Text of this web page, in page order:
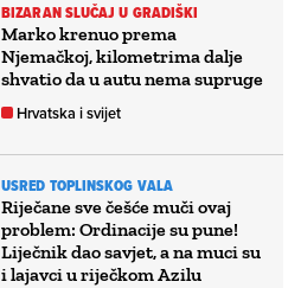
BIZARAN SLUČAJ U GRADIŠKI
Marko krenuo prema
Njemačkoj, kilometrima dalje
shvatio da u autu nema supruge
Hrvatska i svijet
USRED TOPLINSKOG VALA
Riječane sve češće muči ovaj
problem: Ordinacije su pune!
Liječnik dao savjet, a na muci su
i lajavci u riječkom Azilu